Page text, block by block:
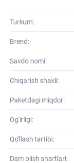
Turkum:
Brend:
Savdo nomi:
Chiqarish shakli:
Paketdagi miqdor:
Og'irligi:
Qo'llash tartibi:
Dam olish shartlari: